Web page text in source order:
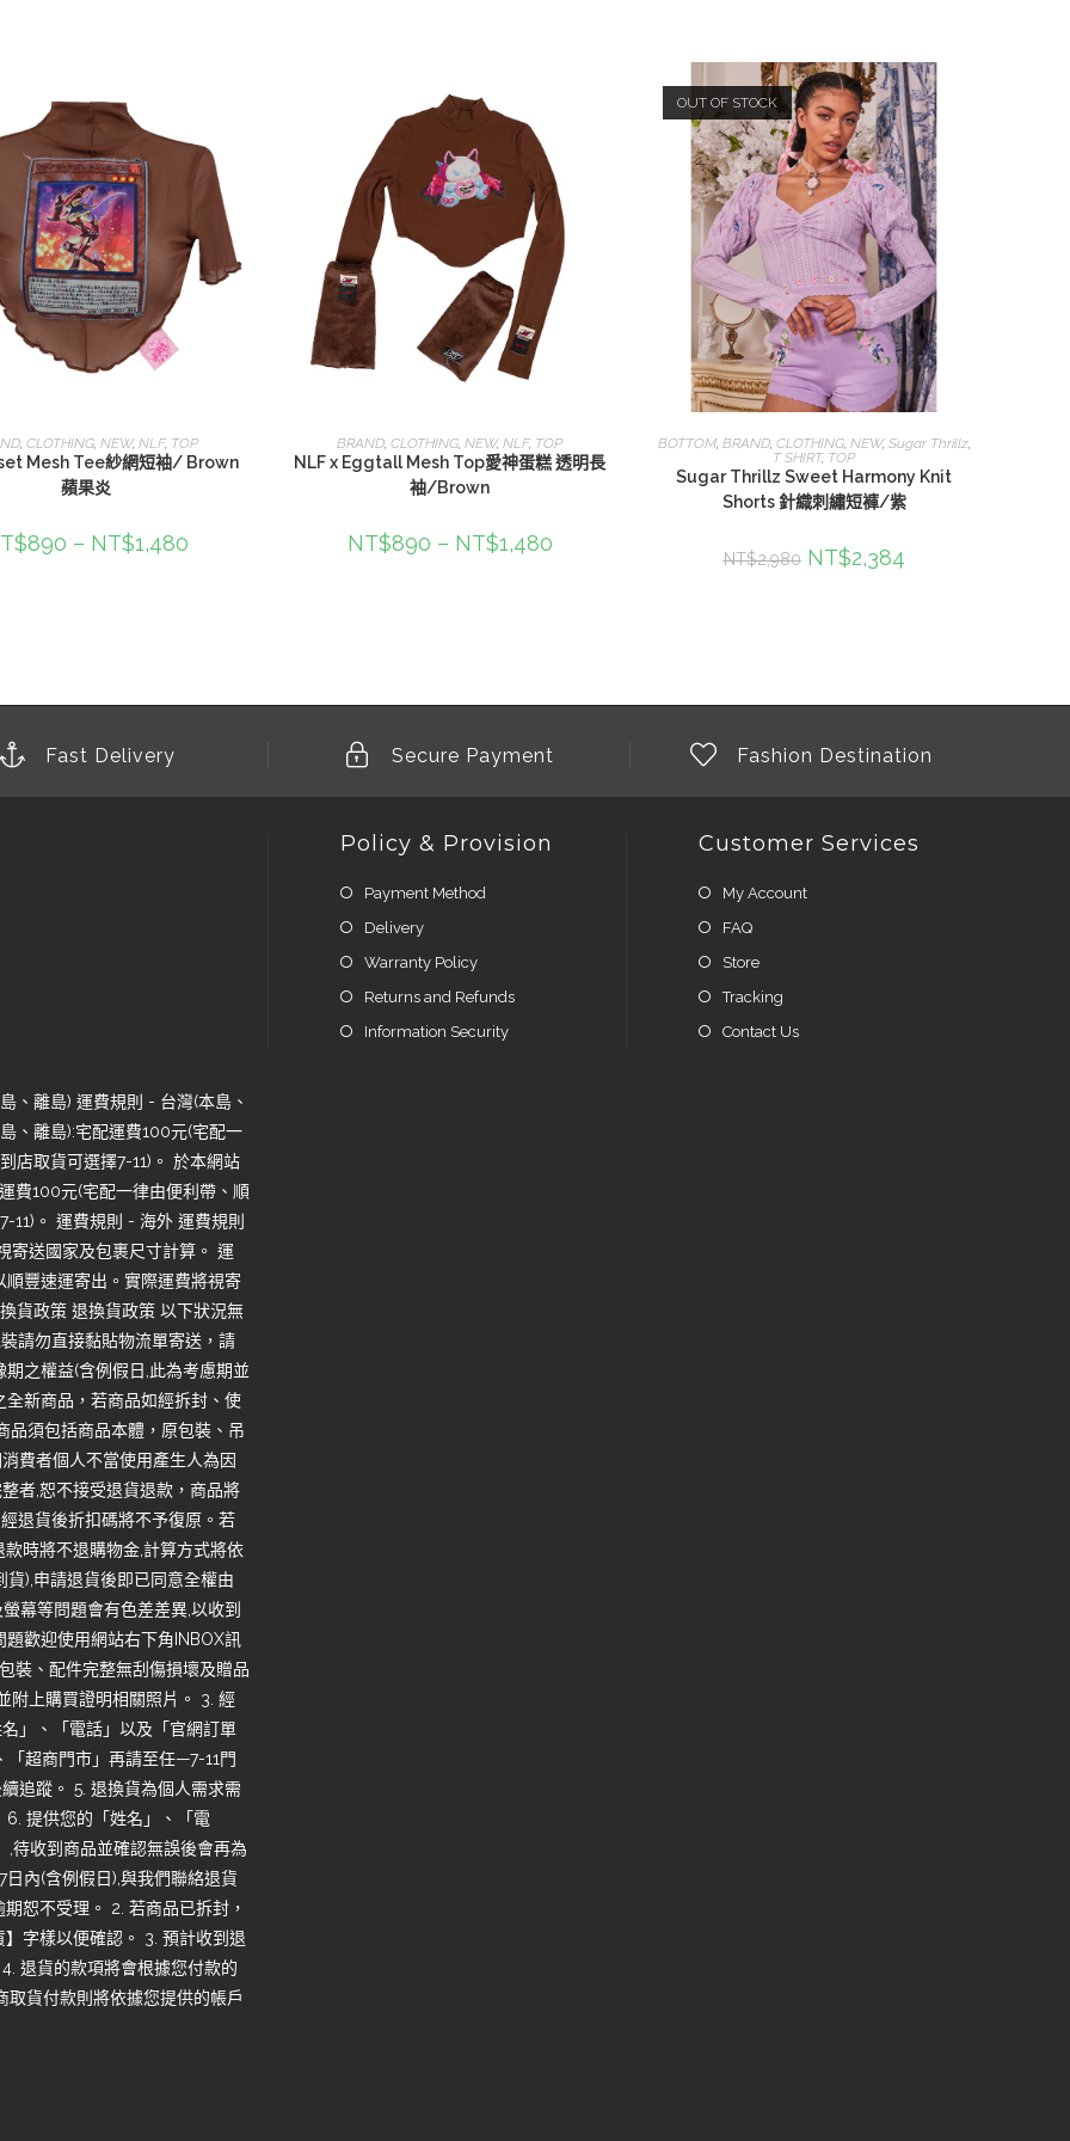
選擇規格
CLOTHING NEW, NLF, TOP
Mesh Tee紗網短袖/ Brown
蘋果炎
890 – NT$1,480
選擇規格
BRAND CLOTHING NEW, NLF, TOP
NLF x Eggtall Mesh Top愛神蛋糕 透明長
袖/Brown
NT$890 – NT$1,480
OUT OF STOCK
查看內容
BOTTOM, BRAND, CLOTHING, NEW, Sugar Thrillz,
T SHIRT, TOP
Sugar Thrillz Sweet Harmony Knit
Shorts 針織刺繡短褲/紫
NT$2,980 NT$2,384
Fast Delivery Secure Payment Fashion Destination
、離島) 運費規則 - 台灣(本島、
、離島):宅配運費100元(宅配一
店取貨可選擇7-11)。 於本網站
費100元(宅配一律由便利帶、順
11)。 運費規則 - 海外 運費規則
寄送國家及包裹尺寸計算。 運
豐速運寄出。實際運費將視寄
貨政策 退換貨政策 以下狀況無
請勿直接黏貼物流單寄送，請
之權益(含例假日,此為考慮期並
新商品，若商品如經拆封、使
品須包括商品本體，原包裝、吊
費者個人不當使用產生人為因
者,恕不接受退貨退款，商品將
退貨後折扣碼將不予復原。若
時將不退購物金,計算方式將依
),申請退貨後即已同意全權由
幕等問題會有色差差異,以收到
歡迎使用網站右下角INBOX訊
裝、配件完整無刮傷損壞及贈品
附上購買證明相關照片。 3. 經
」、「電話」以及「官網訂單
「超商門市」再請至任—7-11門
追蹤。 5. 退換貨為個人需求需
提供您的「姓名」、「電
待收到商品並確認無誤後會再為
內(含例假日),與我們聯絡退貨
恕不受理。 2. 若商品已拆封，
字樣以便確認。 3. 預計收到退
退貨的款項將會根據您付款的
取貨付款則將依據您提供的帳戶
Policy & Provision
Payment Method
Delivery
Warranty Policy
Returns and Refunds
Information Security
Customer Services
My Account
FAQ
Store
Tracking
Contact Us